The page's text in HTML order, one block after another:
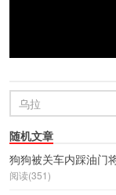
随机文章
狗狗被关车内踩油门
阅读(351)